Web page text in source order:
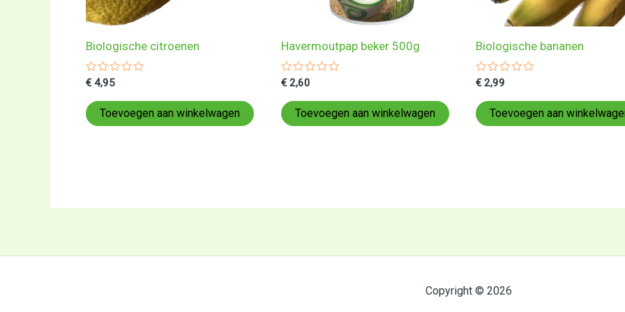
Biologische citroenen
Gewaardeerd
uit
5
€ 4,95
Toevoegen aan winkelwagen
Havermoutpap beker 500g
Gewaardeerd
uit
5
€2,60
Toevoegen aan winkelwagen
Biologische bananen
Gewaardeerd
uit
5
€ 2,99
Toevoegen aan
Copyright © 2026